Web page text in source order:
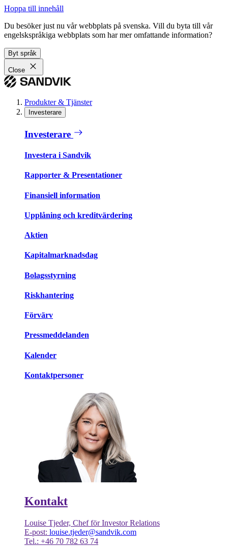
Hoppa till innehåll
Du besöker just nu vår webbplats på svenska. Vill du byta till vår
engelskspråkiga webbplats som har mer omfattande information?
Byt språk
Close
Produkter & Tjänster
Investerare
Investerare
Investera i Sandvik
Rapporter & Presentationer
Finansiell information
Upplåning och kreditvärdering
Aktien
Kapitalmarknadsdag
Bolagsstyrning
Riskhantering
Förvärv
Pressmeddelanden
Kalender
Kontaktpersoner
Kontakt
Louise Tjeder, Chef för Investor Relations
E-post: louise.tjeder@sandvik.com
Tel.: +46 70 782 63 74